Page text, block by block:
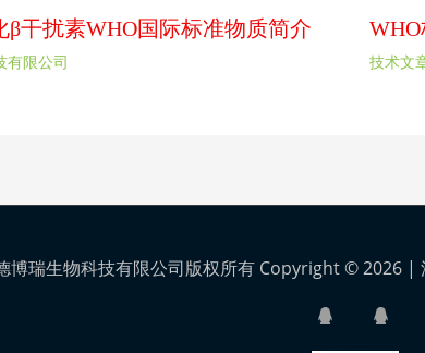
β干扰素WHO国际标准物质简介
有限公司 技术文
博瑞生物科技有限公司版权所有 Copyright © 2026 |